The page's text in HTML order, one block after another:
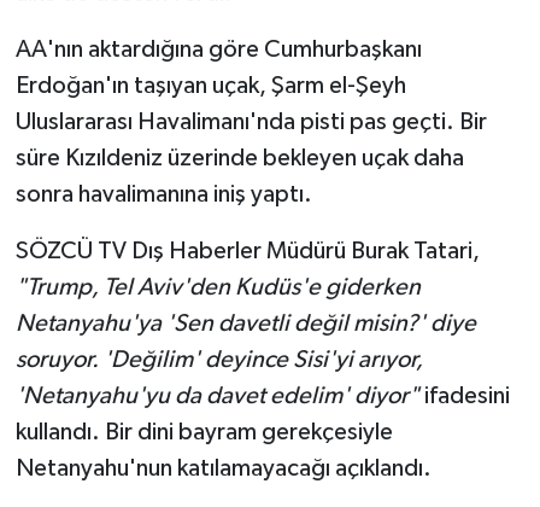
AA'nın aktardığına göre Cumhurbaşkanı
Erdoğan'ın taşıyan uçak, Şarm el-Şeyh
Uluslararası Havalimanı'nda pisti pas geçti. Bir
süre Kızıldeniz üzerinde bekleyen uçak daha
sonra havalimanına iniş yaptı.
SÖZCÜ TV Dış Haberler Müdürü Burak Tatari,
"Trump, Tel Aviv'den Kudüs'e giderken
Netanyahu'ya 'Sen davetli değil misin?' diye
soruyor. 'Değilim' deyince Sisi'yi arıyor,
'Netanyahu'yu da davet edelim' diyor"ifadesini
kullandı. Bir dini bayram gerekçesiyle
Netanyahu'nun katılamayacağı açıklandı.